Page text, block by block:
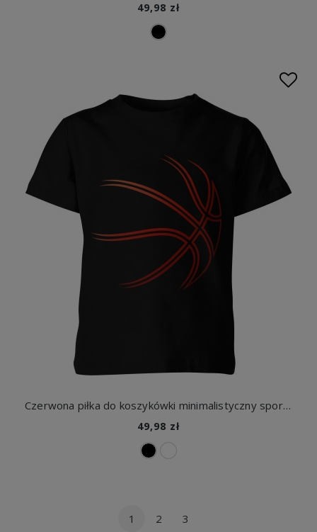
49,98 zł
Czerwona piłka do koszykówki minimalistyczny sportowy motyw Dziecięca koszulka
49,98 zł
1 2 3